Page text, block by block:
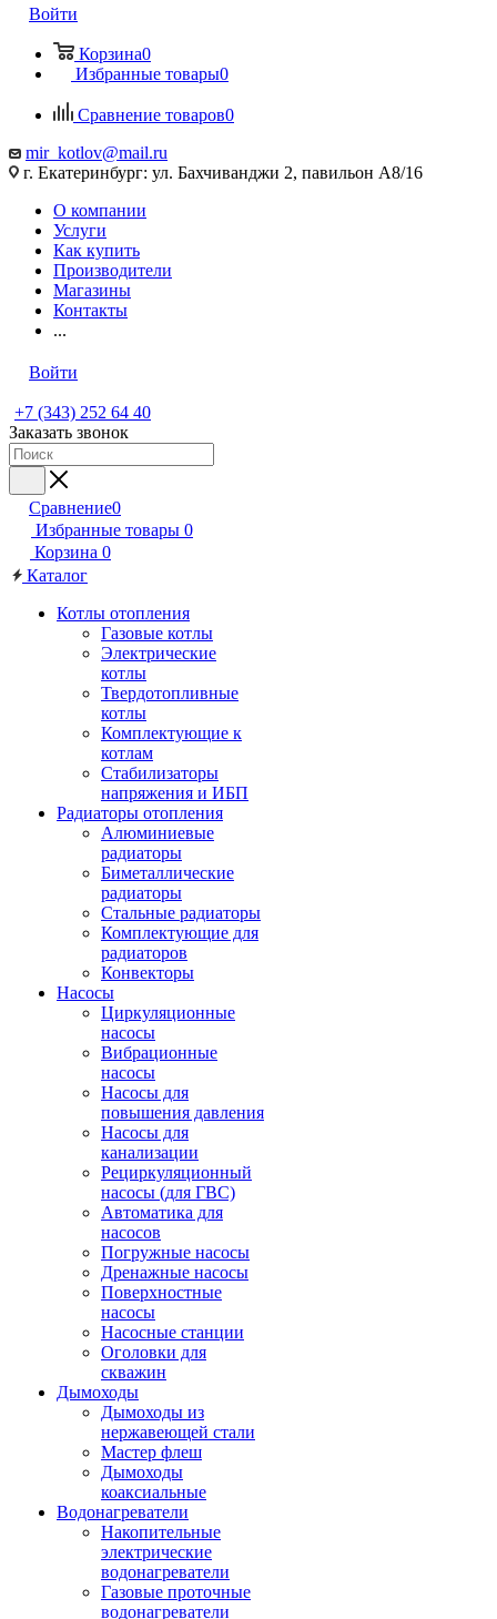
Войти
Корзина0
Избранные товары0
Сравнение товаров0
mir_kotlov@mail.ru
г. Екатеринбург: ул. Бахчиванджи 2, павильон А8/16
О компании
Услуги
Как купить
Производители
Магазины
Контакты
...
Войти
+7 (343) 252 64 40
Заказать звонок
Сравнение0
Избранные товары 0
Корзина 0
Каталог
Котлы отопления
Газовые котлы
Электрические
котлы
Твердотопливные
котлы
Комплектующие к
котлам
Стабилизаторы
напряжения и ИБП
Радиаторы отопления
Алюминиевые
радиаторы
Биметаллические
радиаторы
Стальные радиаторы
Комплектующие для
радиаторов
Конвекторы
Насосы
Циркуляционные
насосы
Вибрационные
насосы
Насосы для
повышения давления
Насосы для
канализации
Рециркуляционный
насосы (для ГВС)
Автоматика для
насосов
Погружные насосы
Дренажные насосы
Поверхностные
насосы
Насосные станции
Оголовки для
скважин
Дымоходы
Дымоходы из
нержавеющей стали
Мастер флеш
Дымоходы
коаксиальные
Водонагреватели
Накопительные
электрические
водонагреватели
Газовые проточные
водонагреватели